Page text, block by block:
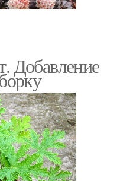
Добавление